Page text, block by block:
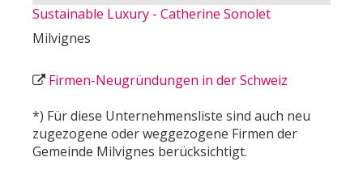
Sustainable Luxury - Catherine Sonolet
Milvignes
Firmen-Neugründungen in der Schweiz
*) Für diese Unternehmensliste sind auch neu
zugezogene oder weggezogene Firmen der
Gemeinde Milvignes berücksichtigt.